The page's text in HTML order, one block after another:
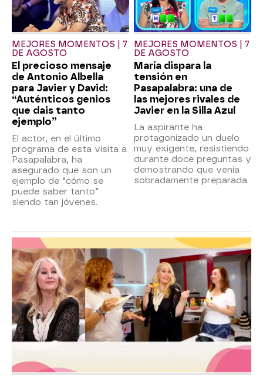
MEJORES MOMENTOS | 7
DE AGOSTO
El precioso mensaje
de Antonio Albella
para Javier y David:
“Auténticos genios
que dais tanto
ejemplo”
El actor, en el último
programa de esta visita a
Pasapalabra, ha
asegurado que son un
ejemplo de “cómo se
puede saber tanto”
siendo tan jóvenes.
MEJORES MOMENTOS | 7
DE AGOSTO
María dispara la
tensión en
Pasapalabra: una de
las mejores rivales de
Javier en la Silla Azul
La aspirante ha
protagonizado un duelo
muy exigente, resistiendo
durante doce preguntas y
demostrando que venía
sobradamente preparada.